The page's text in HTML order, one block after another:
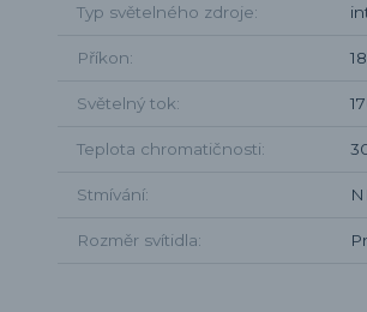
Typ světelného zdroje
Příkon
Světelný tok
Teplota chromatičnosti
Stmívání
Rozměr svítidla